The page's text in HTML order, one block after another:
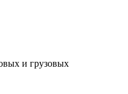
и грузовых